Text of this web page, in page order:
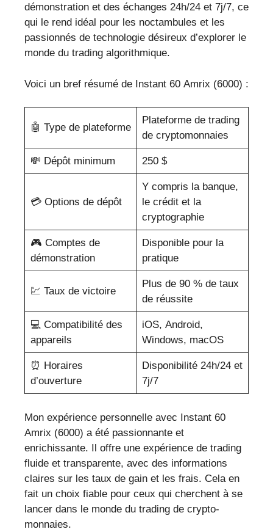
démonstration et des échanges 24h/24 et 7j/7, ce
qui le rend idéal pour les noctambules et les
passionnés de technologie désireux d’explorer le
monde du trading algorithmique.
Voici un bref résumé de Instant 60 Amrix (6000) :
🤖 Type de plateforme
Plateforme de trading
de cryptomonnaies
💸 Dépôt minimum 250 $
💳 Options de dépôt
Y compris la banque,
le crédit et la
cryptographie
🎮 Comptes de
démonstration
Disponible pour la
pratique
💹 Taux de victoire
Plus de 90 % de taux
de réussite
💻 Compatibilité des
appareils
iOS, Android,
Windows, macOS
⏰ Horaires
d’ouverture
Disponibilité 24h/24 et
7j/7
Mon expérience personnelle avec Instant 60
Amrix (6000) a été passionnante et
enrichissante. Il offre une expérience de trading
fluide et transparente, avec des informations
claires sur les taux de gain et les frais. Cela en
fait un choix fiable pour ceux qui cherchent à se
lancer dans le monde du trading de crypto-
monnaies.